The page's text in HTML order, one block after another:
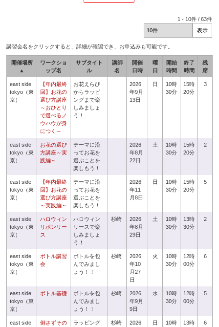
1 - 10件 /63件
講習会名をクリックすると、詳細が確認でき、お申込みも可能です。
開催場所
▲
ワークショ
ップ名
サブタイト
ル
講師
名
開催
日時
曜
日
開始
時間
終了
時間
残
席
east side
tokyo（東
京）
【年内最終
回】お花の
選び方講座
～おひとり
で選べるノ
ウハウが身
につく～
お花えらび
からラッピ
ングまで楽
しみましょ
う！
2026
年9月
13日
日
10時
30分
15時
20分
3
east side
tokyo（東
京）
お花の選び
方講座～実
践編～
テーマに沿
ってお花を
選ぶことを
楽しもう！
2026
年8月
22日
土
10時
30分
15時
20分
2
east side
tokyo（東
京）
【年内最終
回】お花の
選び方講座
～実践編～
テーマに沿
ってお花を
選ぶことを
楽しもう！
2026
年11
月8日
日
10時
30分
15時
20分
5
east side
tokyo（東
京）
ハロウィン
リボンリー
ス
ハロウィン
リースで楽
しみましょ
う！
杉崎
2026
年8月
29日
土
10時
30分
13時
30分
2
east side
tokyo（東
京）
ボトル講習
会
ボトルを包
んでみまし
ょう！！
杉崎
2026
年10
月27
日
火
10時
30分
12時
00分
6
east side
tokyo（東
京）
ボトル基礎
ボトルを包
んでみまし
ょう！！
杉崎
2026
年9月
9日
水
10時
30分
12時
00分
5
east side
倒さずその
ラッピング
杉崎
2026
日
10時
13時
6